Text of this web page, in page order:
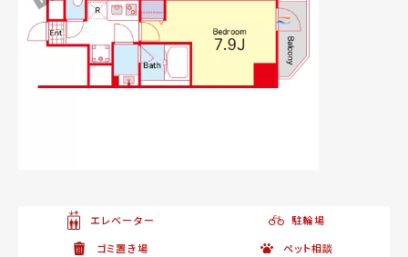
エレベーター
駐輪場
ゴミ置き場
ペット相談